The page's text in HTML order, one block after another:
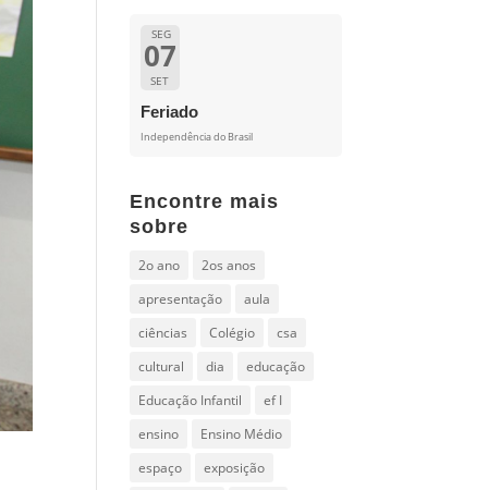
SEG
07
SET
Feriado
Independência do Brasil
Encontre mais
sobre
2o ano
2os anos
apresentação
aula
ciências
Colégio
csa
cultural
dia
educação
Educação Infantil
ef I
ensino
Ensino Médio
espaço
exposição